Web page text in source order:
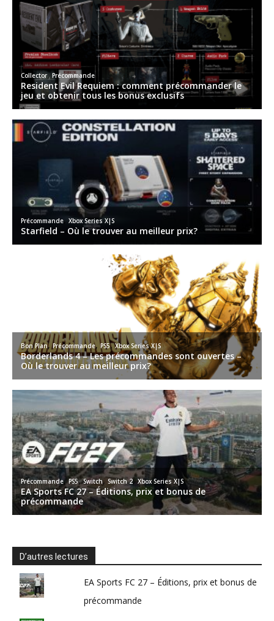
D’autres lectures
EA Sports FC 27 – Éditions, prix et bonus de
précommande